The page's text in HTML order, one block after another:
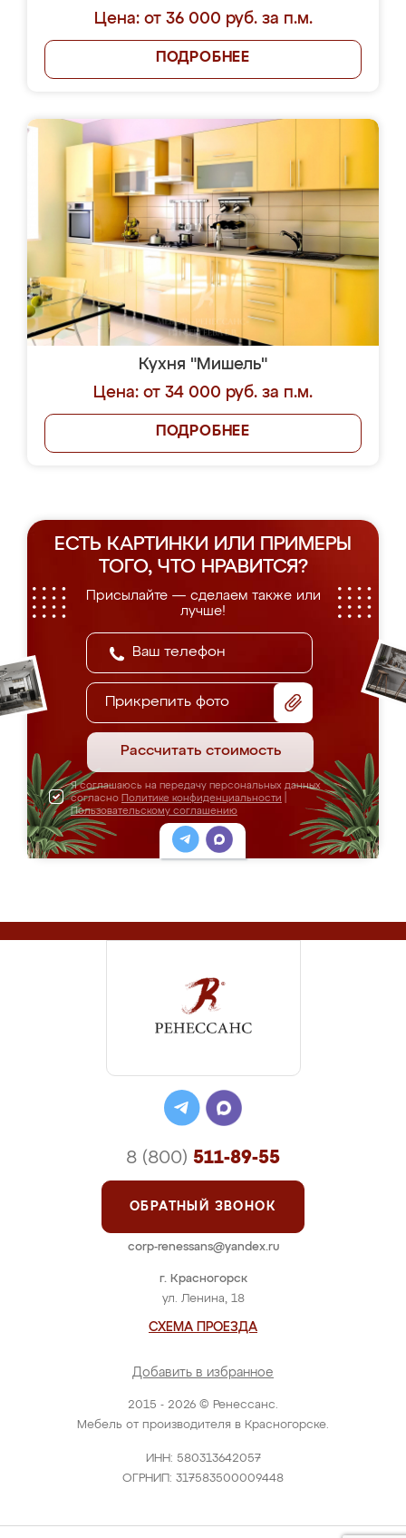
Цена: от 36 000 руб. за п.м.
ПОДРОБНЕЕ
Кухня "Мишель"
Цена: от 34 000 руб. за п.м.
ПОДРОБНЕЕ
ЕСТЬ КАРТИНКИ ИЛИ ПРИМЕРЫ
ТОГО, ЧТО НРАВИТСЯ?
Присылайте — сделаем также или
лучше!
Прикрепить фото
Рассчитать стоимость
Я соглашаюсь на передачу персональных данных
согласно Политике конфиденциальности
Пользовательскому соглашению
2015 - 2026 © Ренессанс.
Мебель от производителя в Красногорске.
ИНН: 580313642057
ОГРНИП: 317583500009448
г. Красногорск
ул. Ленина, 18
СХЕМА ПРОЕЗДА
Добавить в избранное
8 (800) 511-89-55
ОБРАТНЫЙ ЗВОНОК
corp-renessans@yandex.ru